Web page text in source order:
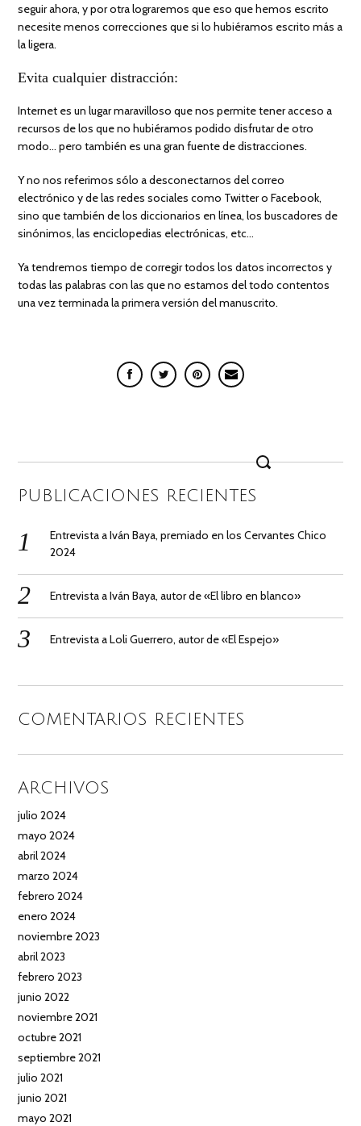
seguir ahora, y por otra lograremos que eso que hemos escrito
necesite menos correcciones que si lo hubiéramos escrito más a
la ligera.
Evita cualquier distracción:
Internet es un lugar maravilloso que nos permite tener acceso a
recursos de los que no hubiéramos podido disfrutar de otro
modo… pero también es una gran fuente de distracciones.
Y no nos referimos sólo a desconectarnos del correo
electrónico y de las redes sociales como Twitter o Facebook,
sino que también de los diccionarios en línea, los buscadores de
sinónimos, las enciclopedias electrónicas, etc…
Ya tendremos tiempo de corregir todos los datos incorrectos y
todas las palabras con las que no estamos del todo contentos
una vez terminada la primera versión del manuscrito.
for:
PUBLICACIONES RECIENTES
Entrevista a Iván Baya, premiado en los Cervantes Chico
2024
Entrevista a Iván Baya, autor de «El libro en blanco»
Entrevista a Loli Guerrero, autor de «El Espejo»
COMENTARIOS RECIENTES
ARCHIVOS
julio 2024
mayo 2024
abril 2024
marzo 2024
febrero 2024
enero 2024
noviembre 2023
abril 2023
febrero 2023
junio 2022
noviembre 2021
octubre 2021
septiembre 2021
julio 2021
junio 2021
mayo 2021